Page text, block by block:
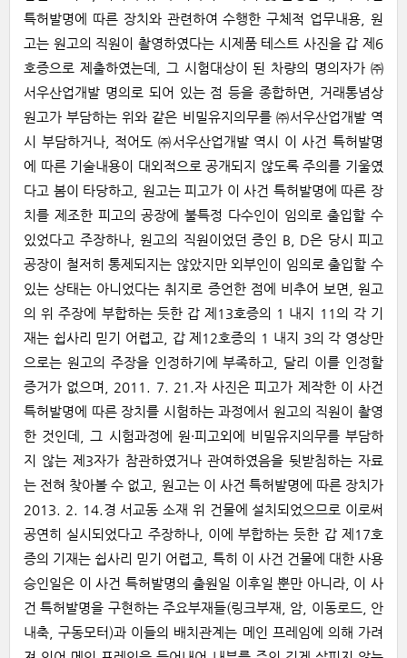
특허발명에 따른 장치와 관련하여 수행한 구체적 업무내용, 원
고는 원고의 직원이 촬영하였다는 시제품 테스트 사진을 갑 제6
호증으로 제출하였는데, 그 시험대상이 된 차량의 명의자가 ㈜
서우산업개발 명의로 되어 있는 점 등을 종합하면, 거래통념상
원고가 부담하는 위와 같은 비밀유지의무를 ㈜서우산업개발 역
시 부담하거나, 적어도 ㈜서우산업개발 역시 이 사건 특허발명
에 따른 기술내용이 대외적으로 공개되지 않도록 주의를 기울였
다고 봄이 타당하고, 원고는 피고가 이 사건 특허발명에 따른 장
치를 제조한 피고의 공장에 불특정 다수인이 임의로 출입할 수
있었다고 주장하나, 원고의 직원이었던 증인 B, D은 당시 피고
공장이 철저히 통제되지는 않았지만 외부인이 임의로 출입할 수
있는 상태는 아니었다는 취지로 증언한 점에 비추어 보면, 원고
의 위 주장에 부합하는 듯한 갑 제13호증의 1 내지 11의 각 기
재는 쉽사리 믿기 어렵고, 갑 제12호증의 1 내지 3의 각 영상만
으로는 원고의 주장을 인정하기에 부족하고, 달리 이를 인정할
증거가 없으며, 2011. 7. 21.자 사진은 피고가 제작한 이 사건
특허발명에 따른 장치를 시험하는 과정에서 원고의 직원이 촬영
한 것인데, 그 시험과정에 원·피고외에 비밀유지의무를 부담하
지 않는 제3자가 참관하였거나 관여하였음을 뒷받침하는 자료
는 전혀 찾아볼 수 없고, 원고는 이 사건 특허발명에 따른 장치가
2013. 2. 14.경 서교동 소재 위 건물에 설치되었으므로 이로써
공연히 실시되었다고 주장하나, 이에 부합하는 듯한 갑 제17호
증의 기재는 쉽사리 믿기 어렵고, 특히 이 사건 건물에 대한 사용
승인일은 이 사건 특허발명의 출원일 이후일 뿐만 아니라, 이 사
건 특허발명을 구현하는 주요부재들(링크부재, 암, 이동로드, 안
내축, 구동모터)과 이들의 배치관계는 메인 프레임에 의해 가려